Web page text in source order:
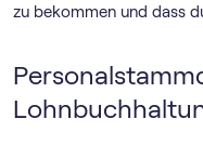
zu bekommen und dass